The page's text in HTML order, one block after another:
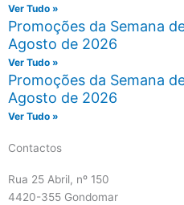
Ver Tudo »
Promoções da Semana
Agosto de 2026
Ver Tudo »
Promoções da Semana
Agosto de 2026
Ver Tudo »
Contactos
Rua 25 Abril, nº 150
4420-355 Gondomar